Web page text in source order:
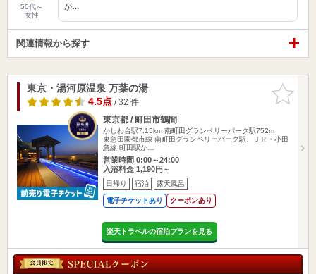
50代～
女性
が…
関連情報から探す
お気に入
りに追加
東京・湯河原温泉 万葉の湯
4.5点/ 32 件
東京都 / 町田市鶴間
かしわ台駅7.15km 南町田グランベリーパーク駅752m
東急田園都市線 南町田グランベリーパーク駅、ＪＲ・小田
急線 町田駅か…
営業時間 0:00～24:00
入浴料金 1,190円～
日帰り 宿泊 露天風呂
電子チケットあり クーポンあり
楽天トラベルの宿泊プランを見る